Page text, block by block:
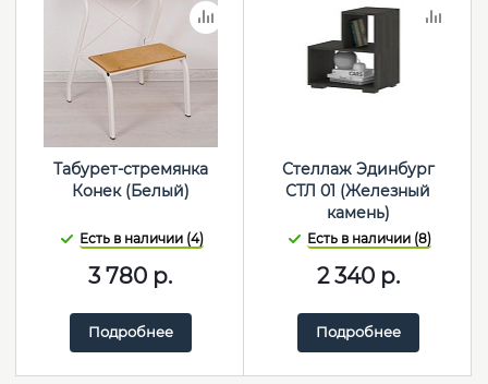
Табурет-стремянка
Конек (Белый)
Есть в наличии (4)
3 780 р.
Подробнее
Стеллаж Эдинбург
СТЛ 01 (Железный
камень)
Есть в наличии (8)
2 340р.
Подробнее